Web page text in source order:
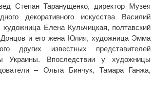
Степан Таранущенко, директор Музея
декоративного искусства Василий
художница Елена Кульчицкая, полтавский
и его жена Юлия, художница Эмма
других известных представителей
Украины. Впоследствии у художницы
– Ольга Бинчук, Тамара Ганжа,